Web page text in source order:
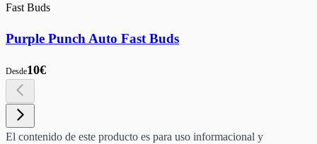
Fast Buds
Purple Punch Auto Fast Buds
Desde10€
El contenido de este producto es para uso informacional y